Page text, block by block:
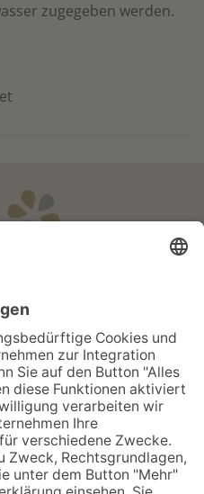
zugegeben werden.